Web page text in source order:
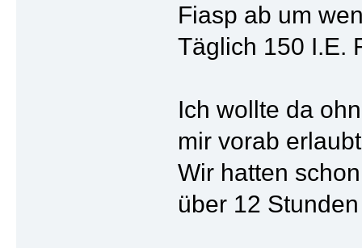
Fiasp ab um
Täglich 150 I.E.
Ich wollte da
mir vorab
Wir hatten
über 12